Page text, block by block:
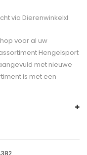
via Dierenwinkelxl
voor al uw
Hengelsport
met nieuwe
is met een